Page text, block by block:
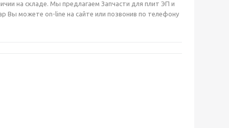
на складе. Мы предлагаем Запчасти для плит ЭП и
Вы можете on-line на сайте или позвонив по телефону